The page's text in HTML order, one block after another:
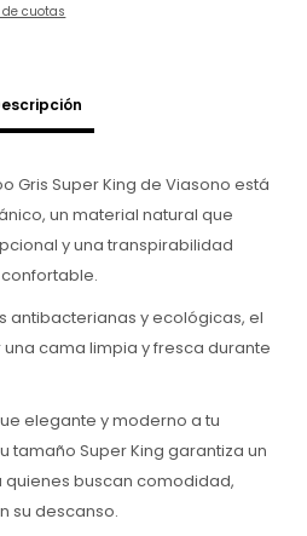
cuotas
Gris Super King de Viasono está
un material natural que
y una transpirabilidad
antibacterianas y ecológicas, el
cama limpia y fresca durante
elegante y moderno a tu
tamaño Super King garantiza un
buscan comodidad,
su descanso.